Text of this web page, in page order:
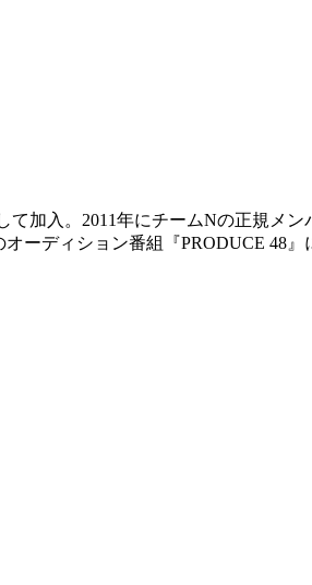
入。2011年にチームNの正規メン
ーディション番組『PRODUCE 48